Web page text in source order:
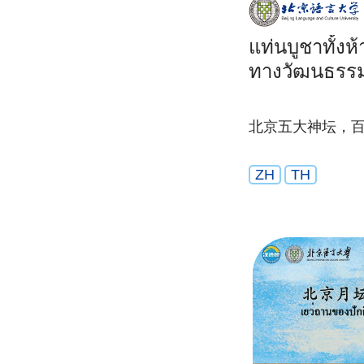
แท่นบูชาทั้งห้
ทางวัฒนธรร
北京五大神坛，
ZH TH